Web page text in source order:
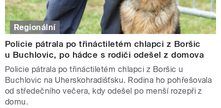
Regionální
Policie pátrala po třináctiletém chlapci z Boršic
u Buchlovic, po hádce s rodiči odešel z domova
Policie pátrala po třináctiletém chlapci z Boršic u
Buchlovic na Uherskohradišťsku. Rodina ho pohřešovala
od středečního večera, kdy odešel po menší rozepři z
domu.